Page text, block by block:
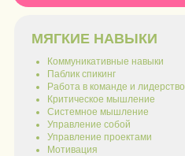
МЯГКИЕ НАВЫКИ
Коммуникативные навыки
Паблик спикинг
Работа в команде и лидерство
Критическое мышление
Системное мышление
Управление собой
Управление проектами
Мотивация